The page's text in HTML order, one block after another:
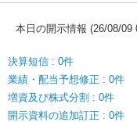
本日の開示情報 (26/08/09
決算短信 : 0件
業績・配当予想修正 : 0件
増資及び株式分割 : 0件
開示資料の追加訂正 : 0件